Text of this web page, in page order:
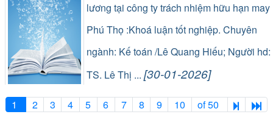
lương tại công ty trách nhiệm hữu hạn may
Phú Thọ :Khoá luận tốt nghiệp. Chuyên
ngành: Kế toán /Lê Quang Hiếu; Người hd:
TS. Lê Thị ... [30-01-2026]
(1) (Lượt lưu thông:0) (1) (Lượt truy cập:20)
1 2 3 4 5 6 7 8 9 10 of 50